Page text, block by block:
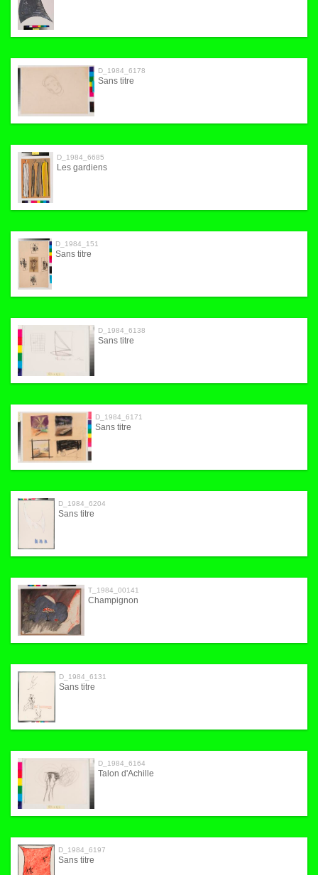
D_1984_6178
Sans titre
D_1984_6685
Les gardiens
D_1984_151
Sans titre
D_1984_6138
Sans titre
D_1984_6171
Sans titre
D_1984_6204
Sans titre
T_1984_00141
Champignon
D_1984_6131
Sans titre
D_1984_6164
Talon d'Achille
D_1984_6197
Sans titre